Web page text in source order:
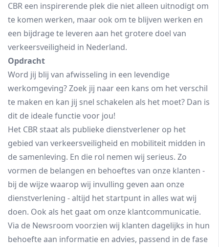
CBR een inspirerende plek die niet alleen uitnodigt om
te komen werken, maar ook om te blijven werken en
een bijdrage te leveren aan het grotere doel van
verkeersveiligheid in Nederland.
Opdracht
Word jij blij van afwisseling in een levendige
werkomgeving? Zoek jij naar een kans om het verschil
te maken en kan jij snel schakelen als het moet? Dan is
dit de ideale functie voor jou!
Het CBR staat als publieke dienstverlener op het
gebied van verkeersveiligheid en mobiliteit midden in
de samenleving. En die rol nemen wij serieus. Zo
vormen de belangen en behoeftes van onze klanten -
bij de wijze waarop wij invulling geven aan onze
dienstverlening - altijd het startpunt in alles wat wij
doen. Ook als het gaat om onze klantcommunicatie.
Via de Newsroom voorzien wij klanten dagelijks in hun
behoefte aan informatie en advies, passend in de fase